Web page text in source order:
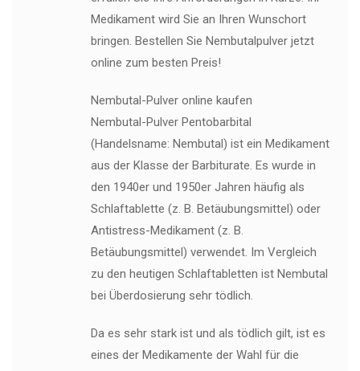
Medikament wird Sie an Ihren Wunschort
bringen. Bestellen Sie Nembutalpulver jetzt
online zum besten Preis!
Nembutal-Pulver online kaufen
Nembutal-Pulver Pentobarbital
(Handelsname: Nembutal) ist ein Medikament
aus der Klasse der Barbiturate. Es wurde in
den 1940er und 1950er Jahren häufig als
Schlaftablette (z. B. Betäubungsmittel) oder
Antistress-Medikament (z. B.
Betäubungsmittel) verwendet. Im Vergleich
zu den heutigen Schlaftabletten ist Nembutal
bei Überdosierung sehr tödlich.
Da es sehr stark ist und als tödlich gilt, ist es
eines der Medikamente der Wahl für die